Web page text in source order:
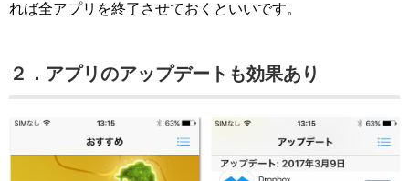
れば全アプリを終了させておくといいです。
２．アプリのアップデートも効果あり